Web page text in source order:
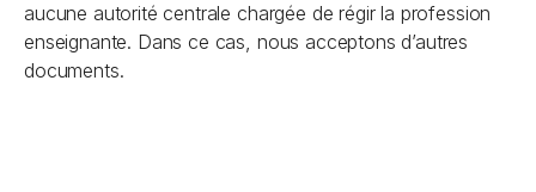
aucune autorité centrale chargée de régir la profession
enseignante. Dans ce cas, nous acceptons d’autres
documents.